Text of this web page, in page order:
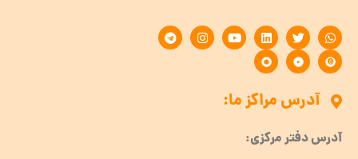
آدرس مراکز ما:
آدرس دفتر مرکزی: